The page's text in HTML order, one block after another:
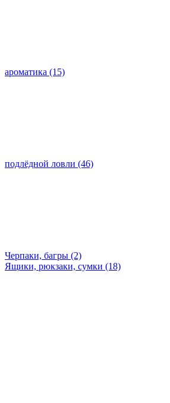
ароматика (15)
подлёдной ловли (46)
Черпаки, багры (2)
Ящики, рюкзаки, сумки (18)